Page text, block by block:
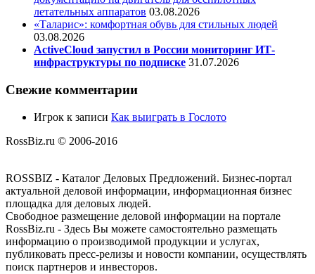
летательных аппаратов 03.08.2026
«Таларис»: комфортная обувь для стильных людей
03.08.2026
ActiveCloud запустил в России мониторинг ИТ-
инфраструктуры по подписке 31.07.2026
Свежие комментарии
Игрок к записи Как выиграть в Гослото
RossBiz.ru © 2006-2016
ROSSBIZ - Каталог Деловых Предложений. Бизнес-портал
актуальной деловой информации, информационная бизнес
площадка для деловых людей.
Свободное размещение деловой информации на портале
RossBiz.ru - Здесь Вы можете самостоятельно размещать
информацию о производимой продукции и услугах,
публиковать пресс-релизы и новости компании, осуществлять
поиск партнеров и инвесторов.